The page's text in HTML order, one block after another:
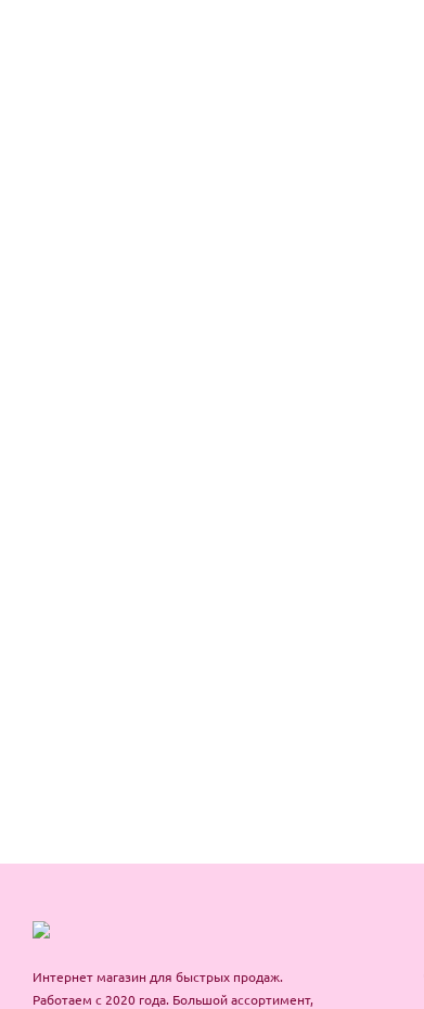
Интернет магазин для быстрых продаж.
Работаем с 2020 года. Большой ассортимент,